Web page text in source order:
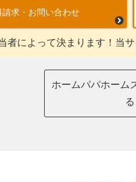
請求・お問い合わせ
者によって決まります！当
ホームパパホーム
る